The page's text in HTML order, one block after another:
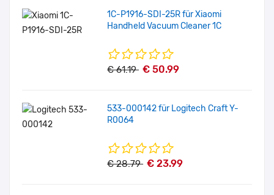
1C-P1916-SDI-25R für Xiaomi
Handheld Vacuum Cleaner 1C
€ 61.19 € 50.99
533-000142 für Logitech Craft Y-
R0064
€ 28.79 € 23.99